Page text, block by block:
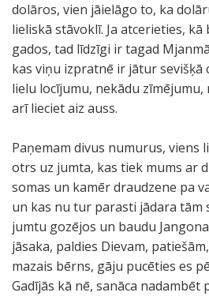
dolāros, vien jāielāgo to, ka
lieliskā stāvoklī. Ja atcerieties,
gados, tad līdzīgi ir tagad
kas viņu izpratnē ir jātur sevišķā
lielu locījumu, nekādu
arī lieciet aiz auss.
Paņemam divus numurus, viens
otrs uz jumta, kas tiek mums ar
somas un kamēr draudzene pa
un kas nu tur parasti jādara tām
jumtu gozējos un baudu
jāsaka, paldies Dievam,
mazais bērns, gāju pucēties es
Gadījās kā nē, sanāca nadambēt